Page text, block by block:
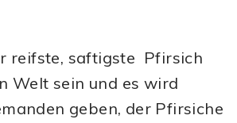
reifste, saftigste Pfirsich
Welt sein und es wird
geben, der Pfirsiche